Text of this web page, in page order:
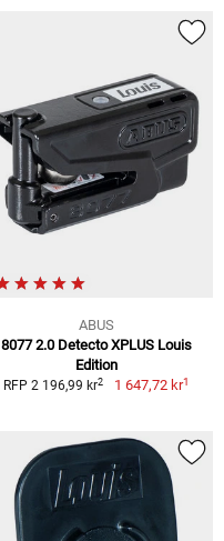
ABUS
8077 2.0 Detecto XPLUS Louis
Edition
RFP 2 196,99 kr2 1 647,72 kr1